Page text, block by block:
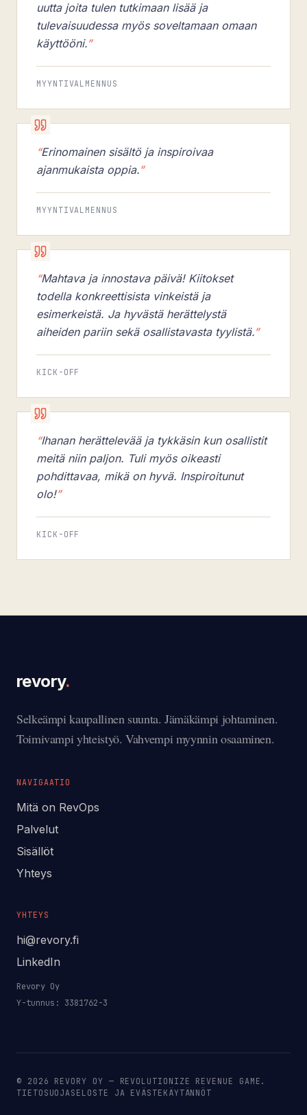
uutta joita tulen tutkimaan lisää ja
tulevaisuudessa myös soveltamaan omaan
käyttööni.”
MYYNTIVALMENNUS
“Erinomainen sisältö ja inspiroivaa
ajanmukaista oppia.”
MYYNTIVALMENNUS
“Mahtava ja innostava päivä! Kiitokset
todella konkreettisista vinkeistä ja
esimerkeistä. Ja hyvästä herättelystä
aiheiden pariin sekä osallistavasta tyylistä.”
KICK-OFF
“Ihanan herättelevää ja tykkäsin kun osallistit
meitä niin paljon. Tuli myös oikeasti
pohdittavaa, mikä on hyvä. Inspiroitunut
olo!”
KICK-OFF
revory.
Selkeämpi kaupallinen suunta. Jämäkämpi johtaminen.
Toimivampi yhteistyö. Vahvempi myynnin osaaminen.
NAVIGAATIO
Mitä on RevOps
Palvelut
Sisällöt
Yhteys
YHTEYS
hi@revory.fi
LinkedIn
Revory Oy
Y-tunnus: 3381762-3
© 2026
REVORY OY — REVOLUTIONIZE REVENUE GAME.
TIETOSUOJASELOSTE JA EVÄSTEKÄYTÄNNÖT